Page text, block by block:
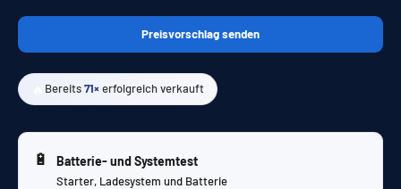
Preisvorschlag senden
Bereits71×erfolgreich verkauft
🔋 Batterie- und Systemtest
Starter, Ladesystem und Batterie